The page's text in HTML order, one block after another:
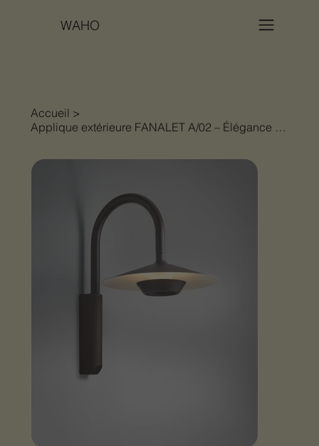
WAHO
Accueil >
Applique extérieure FANALET A/02 – Élégance et modernité par BOVER